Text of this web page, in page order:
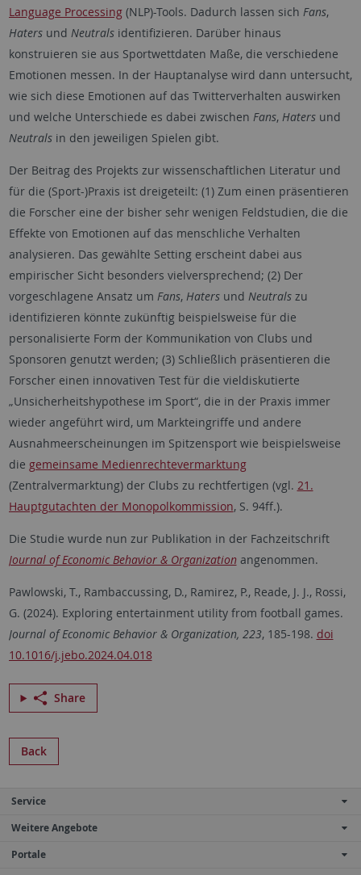
Language Processing(NLP)-Tools. Dadurch lassen sich Fans,
Haters und Neutralsidentifizieren. Darüber hinaus
konstruieren sie aus Sportwettdaten Maße, die verschiedene
Emotionen messen. In der Hauptanalyse wird dann untersucht,
wie sich diese Emotionen auf das Twitterverhalten auswirken
und welche Unterschiede es dabei zwischen Fans, Hatersund
Neutralsin den jeweiligen Spielen gibt.
Der Beitrag des Projekts zur wissenschaftlichen Literatur und
für die (Sport-)Praxis ist dreigeteilt: (1) Zum einen präsentieren
die Forscher eine der bisher sehr wenigen Feldstudien, die die
Effekte von Emotionen auf das menschliche Verhalten
analysieren. Das gewählte Setting erscheint dabei aus
empirischer Sicht besonders vielversprechend; (2) Der
vorgeschlagene Ansatz um Fans, Hatersund Neutralszu
identifizieren könnte zukünftig beispielsweise für die
personalisierte Form der Kommunikation von Clubs und
Sponsoren genutzt werden; (3) Schließlich präsentieren die
Forscher einen innovativen Test für die vieldiskutierte
„Unsicherheitshypothese im Sport“, die in der Praxis immer
wieder angeführt wird, um Markteingriffe und andere
Ausnahmeerscheinungen im Spitzensport wie beispielsweise
die gemeinsame Medienrechtevermarktung
(Zentralvermarktung) der Clubs zu rechtfertigen (vgl. 21.
Hauptgutachten der Monopolkommission, S. 94ff.).
Die Studie wurde nun zur Publikation in der Fachzeitschrift
Journal of Economic Behavior & Organizationangenommen.
Pawlowski, T., Rambaccussing, D., Ramirez, P., Reade, J. J., Rossi,
G. (2024). Exploring entertainment utility from football games.
Journal of Economic Behavior & Organization, 223, 185-198. doi
10.1016/j.jebo.2024.04.018
Share
Back
Service
Weitere Angebote
Portale